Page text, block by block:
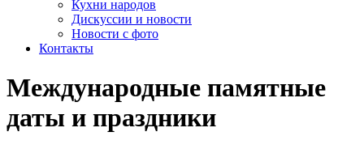
Кухни народов
Дискуссии и новости
Новости с фото
Контакты
Международные памятные
даты и праздники